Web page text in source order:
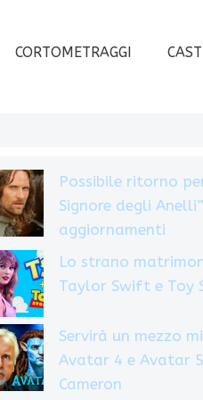
CORTOMETRAGGI
Possibile ritorno
Signore degli
aggiornamenti
Lo strano
Taylor Swift e Toy
Servirà un mezzo
Avatar 4 e Avatar
Cameron